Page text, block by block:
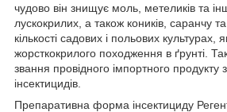
чудово він знищує моль, метеликів та
лускокрилих, а також коників, саранчу
кількості садових і польових культурах,
жорсткокрилого походження в ґрунті.
звання провідного імпортного продукту
інсектицидів.
Препаративна форма інсектициду